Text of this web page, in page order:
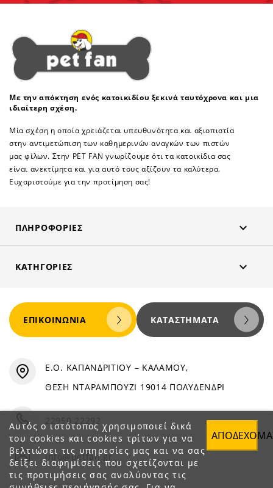
Με την απόκτηση ενός κατοικιδίου ξεκινά ταυτόχρονα και μια
ιδιαίτερη σχέση.
Μία σχέση η οποία χρειάζεται υπευθυνότητα και αξιοπιστία
στην αντιμετώπιση των καθημερινών αναγκών των πιστών
μας φίλων. Στην PET FAN γνωρίζουμε ότι τα κατοικίδια σας
είναι ανεκτίμητα και για αυτό τους αξίζουν τα καλύτερα.
Ευχαριστούμε για την προτίμηση σας!
ΠΛΗΡΟΦΟΡΊΕΣ 
ΚΑΤΗΓΟΡΊΕΣ 
Αυτός ο ιστότοπος χρησιμοποιεί δικά
του cookies και cookies τρίτων για να
βελτιώσει τις υπηρεσίες μας και να σας
δείξει διαφημίσεις που σχετίζονται με
τις προτιμήσεις σας αναλύοντας τις
ΕΠΙΚΟΙΝΩΝΊΑ ΚΑΤΑΣΤΉΜΑΤΑ
Ε.Ο. ΚΑΠΑΝΔΡΙΤΙΟΥ – ΚΑΛΑΜΟΥ,
ΘΕΣΗ ΝΤΑΡΑΜΠΟΥΖΙ 19014 ΠΟΛΥΔΕΝΔΡΙ
22950 22292
info@petfan.gr